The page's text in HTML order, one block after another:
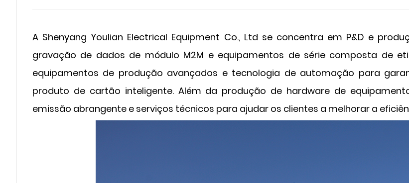
A Shenyang Youlian Electrical Equipment Co., Ltd se concentra em P&D e
gravação de dados de módulo M2M e equipamentos de série composta de
equipamentos de produção avançados e tecnologia de automação para
produto de cartão inteligente. Além da produção de hardware de
emissão abrangente e serviços técnicos para ajudar os clientes a melhorar a